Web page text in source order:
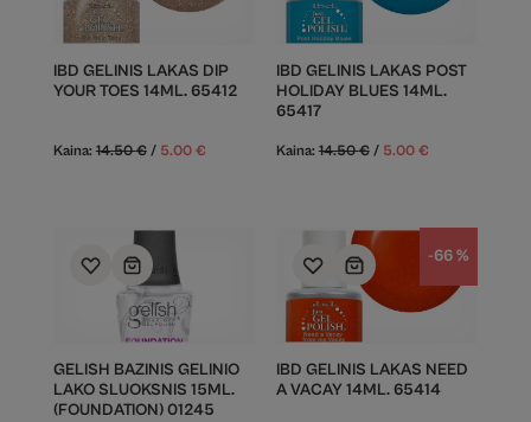
IBD GELINIS LAKAS DIP
YOUR TOES 14ML. 65412
Kaina: 14.50€ / 5.00 €
IBD GELINIS LAKAS POST
HOLIDAY BLUES 14ML.
65417
Kaina:14.50€ / 5.00 €
GELISH BAZINIS GELINIO
LAKO SLUOKSNIS 15ML.
(FOUNDATION) 01245
-66 %
IBD GELINIS LAKAS NEED
A VACAY 14ML. 65414